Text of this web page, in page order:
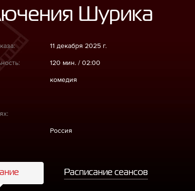
Шурика
11 декабря 2025 г.
120 мин. / 02:00
комедия
Россия
Расписание сеансов